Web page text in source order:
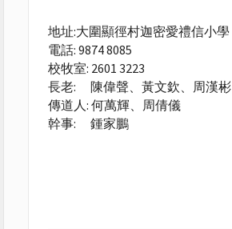
地址:大圍顯徑村迦密愛禮信小學
電話: 9874 8085
校牧室: 2601 3223
長老: 陳偉聲、黃文欽、周漢彬
傳道人: 何萬輝、周倩儀
幹事: 鍾家鵬